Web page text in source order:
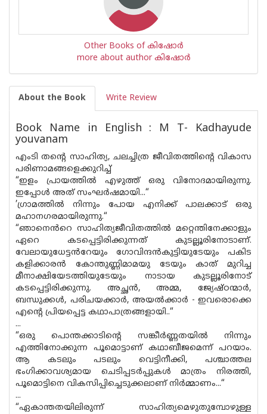
Other Books of കിഷോർ
more about author കിഷോർ
About the Book Write Review
Book Name in English : M T- Kadhayude
youvanam
എംടി തന്റെ സാഹിത്യ, ചലച്ചിത്ര ജീവിതത്തിന്റെ വികാസ
പരിണാമങ്ങളെക്കുറിച്ച്
“ഇളം പ്രായത്തിൽ എഴുത്ത് ഒരു വിനോദമായിരുന്നു.
ഇപ്പോൾ അത് സംഘർഷമായി...“
’ഗ്രാമത്തിൽ നിന്നും പോയ എനിക്ക് പാലക്കാട് ഒരു
മഹാനഗരമായിരുന്നു.“
“ഞാനെൻറെ സാഹിത്യജീവിതത്തിൽ മറ്റെന്തിനേക്കാളും
ഏറെ കടപ്പെട്ടിരിക്കുന്നത് കുടല്ലൂരിനോടാണ്.
വേലായുധേട്ടൻറേയും ഗോവിന്ദൻകുട്ടിയുടേയും പകിട
കളിക്കാരൻ കോന്തുണ്ണിമാമയു ടേയും കാത് മുറിച്ച
മീനാക്ഷിയേടത്തിയുടേയും നാടായ കുടല്ലൂരിനോട്
കടപ്പെട്ടിരിക്കുന്നു. അച്ഛൻ, അമ്മ, ജ്യേഷ്‌ഠന്മാർ,
ബന്ധുക്കൾ, പരിചയക്കാർ, അയൽക്കാർ - ഇവരൊക്കെ
എൻ്റെ പ്രിയപ്പെട്ട കഥാപാത്രങ്ങളായി..“
...
“ഒരു പൊന്തക്കാടിൻ്റെ സങ്കീർണ്ണതയിൽ നിന്നും
എത്തിനോക്കുന്ന പൂമൊട്ടാണ് കഥാബീജമെന്ന് പറയാം.
ആ കടലും പടലും വെട്ടിനീക്കി, പശ്ചാത്തല
ഭംഗിക്കാവശ്യമായ ചെടിപ്പടർപ്പുകൾ മാത്രം നിരത്തി,
പൂമൊട്ടിനെ വികസിപ്പിച്ചെടുക്കലാണ് നിർമ്മാണം...“
...
“ഏകാന്തതയിലിരുന്ന് സാഹിത്യമെഴുതുമ്പോഴുള്ള